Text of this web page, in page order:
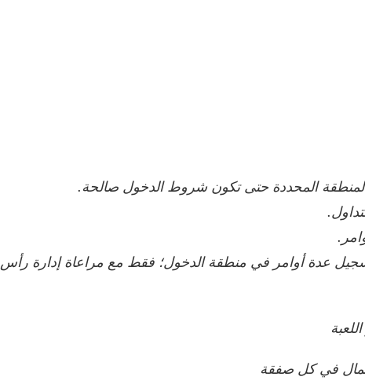
المحددة حتى تكون شروط الدخول صالحة.
عدة أوامر في منطقة الدخول؛ فقط مع مراعاة إدارة رأس